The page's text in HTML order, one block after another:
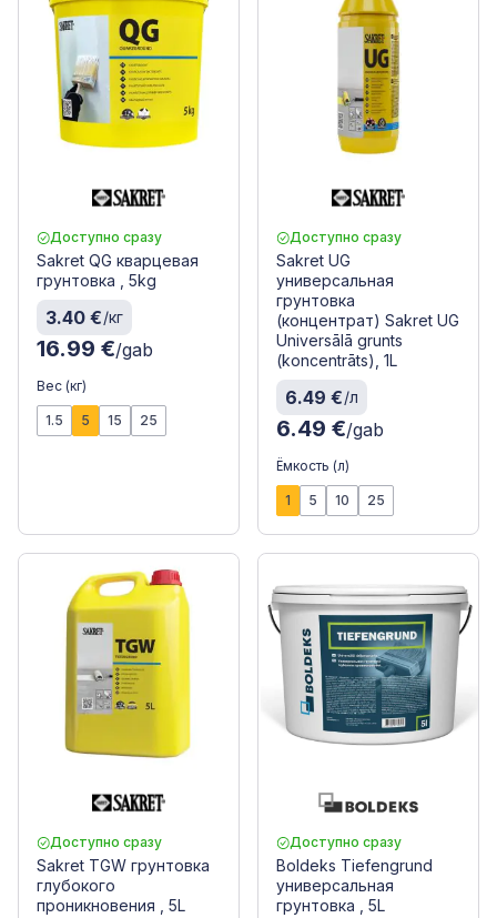
Доступно сразу
Sakret QG кварцевая
грунтовка , 5kg
3.40 €/кг
16.99 €/gab
Вес (кг)
1.5 5 15 25
Доступно сразу
Sakret UG
универсальная
грунтовка
(концентрат) Sakret UG
Universālā grunts
(koncentrāts), 1L
6.49 €/л
6.49 €/gab
Ёмкость (л)
1 5 10 25
Доступно сразу
Sakret TGW грунтовка
глубокого
проникновения , 5L
Доступно сразу
Boldeks Tiefengrund
универсальная
грунтовка , 5L